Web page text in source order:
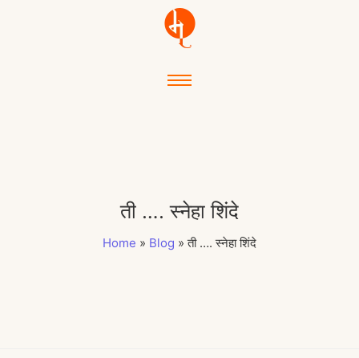
ती …. स्नेहा शिंदे
Home » Blog »ती …. स्नेहा शिंदे